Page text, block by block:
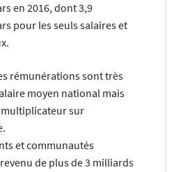
en 2016, dont 3,9
pour les seuls salaires et
rémunérations sont très
moyen national mais
sur
et communautés
de plus de 3 milliards